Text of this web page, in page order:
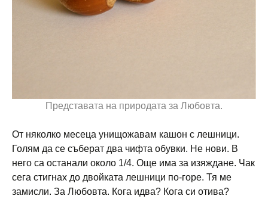
Представата на природата за Любовта.
От няколко месеца унищожавам кашон с лешници.
Голям да се съберат два чифта обувки. Не нови. В
него са останали около 1/4. Още има за изяждане. Чак
сега стигнах до двойката лешници по-горе. Тя ме
замисли. За Любовта. Кога идва? Кога си отива?